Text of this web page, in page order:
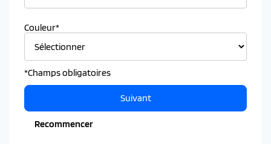
Couleur*
*Champs obligatoires
Recommencer
Suivant